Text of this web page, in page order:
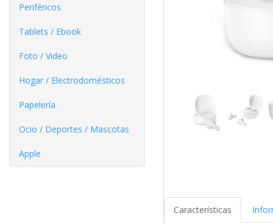
Periféricos
Tablets / Ebook
Foto / Video
Hogar / Electrodomésticos
Papelería
Ocio / Deportes / Mascotas
Apple
Características